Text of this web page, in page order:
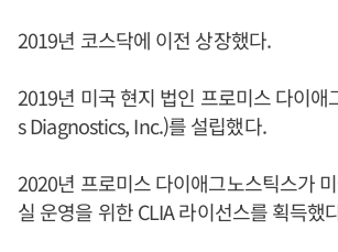
2019년 코스닥에 이전 상장했다.
2019년 미국 현지 법인 프로미스 다이
s Diagnostics, Inc.)를 설립했다.
2020년 프로미스 다이애그노스틱스가
실 운영을 위한 CLIA 라이선스를 획득했